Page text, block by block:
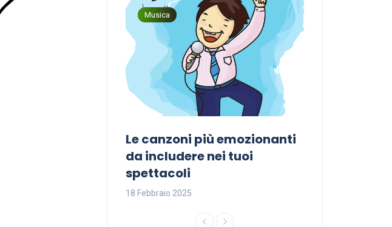
Musica
Le canzoni più emozionanti
da includere nei tuoi
spettacoli
18 Febbraio 2025